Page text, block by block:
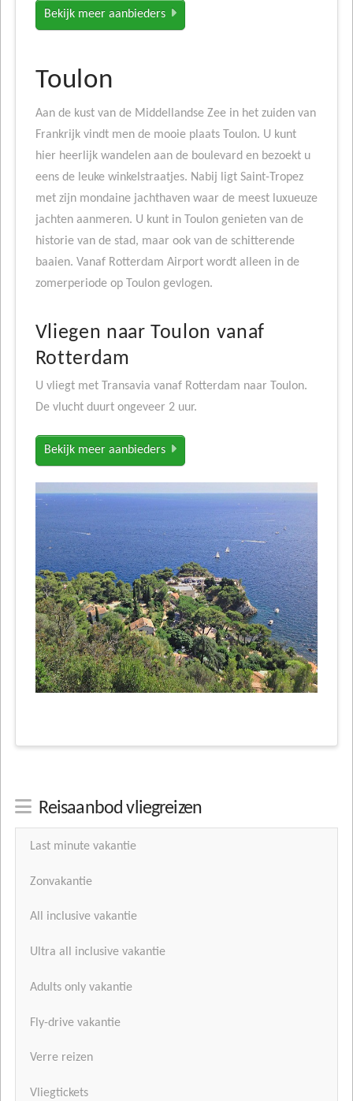
Bekijk meer aanbieders
Toulon
Aan de kust van de Middellandse Zee in het zuiden van
Frankrijk vindt men de mooie plaats Toulon. U kunt
hier heerlijk wandelen aan de boulevard en bezoekt u
eens de leuke winkelstraatjes. Nabij ligt Saint-Tropez
met zijn mondaine jachthaven waar de meest luxueuze
jachten aanmeren. U kunt in Toulon genieten van de
historie van de stad, maar ook van de schitterende
baaien. Vanaf Rotterdam Airport wordt alleen in de
zomerperiode op Toulon gevlogen.
Vliegen naar Toulon vanaf
Rotterdam
U vliegt met Transavia vanaf Rotterdam naar Toulon.
De vlucht duurt ongeveer 2 uur.
Bekijk meer aanbieders
Reisaanbod vliegreizen
Last minute vakantie
Zonvakantie
All inclusive vakantie
Ultra all inclusive vakantie
Adults only vakantie
Fly-drive vakantie
Verre reizen
Vliegtickets